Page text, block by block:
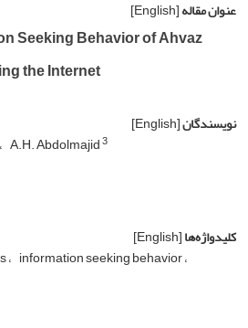
عنوان مقاله[English]
Seeking Behavior of Ahvaz
the Internet
نویسندگان[English]
A.H. Abdolmajid3
کلیدواژه‌ها[English]
information seeking behavior